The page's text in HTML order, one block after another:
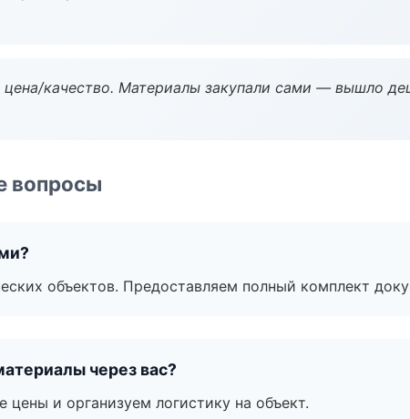
качество. Материалы закупали сами — вышло
вопросы
объектов. Предоставляем полный комплект
через вас?
и организуем логистику на объект.